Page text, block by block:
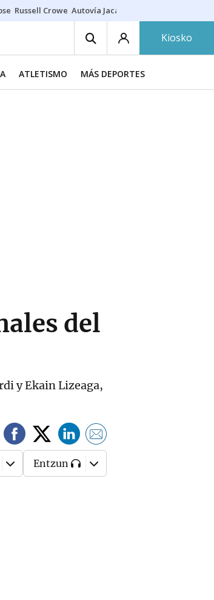
Russell Crowe Autovía Jaca
Kiosko
ATLETISMO MÁS DEPORTES
del
y Ekain Lizeaga,
Entzun